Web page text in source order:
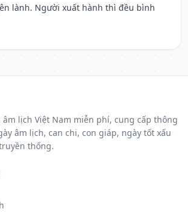
lành. Người xuất hành thì đều bình
lịch Việt Nam miễn phí, cung cấp thông
âm lịch, can chi, con giáp, ngày tốt xấu
thống.